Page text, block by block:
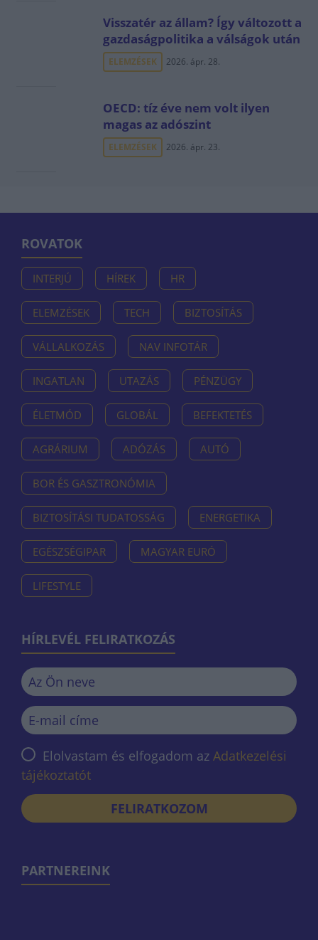
Visszatér az állam? Így változott a
gazdaságpolitika a válságok után
ELEMZÉSEK 2026. ápr. 28.
OECD: tíz éve nem volt ilyen
magas az adószint
ELEMZÉSEK 2026. ápr. 23.
ROVATOK
INTERJÚ HÍREK HR
ELEMZÉSEK TECH BIZTOSÍTÁS
VÁLLALKOZÁS NAV INFOTÁR
INGATLAN UTAZÁS PÉNZÜGY
ÉLETMÓD GLOBÁL BEFEKTETÉS
AGRÁRIUM ADÓZÁS AUTÓ
BOR ÉS GASZTRONÓMIA
BIZTOSÍTÁSI TUDATOSSÁG ENERGETIKA
EGÉSZSÉGIPAR MAGYAR EURÓ
LIFESTYLE
HÍRLEVÉL FELIRATKOZÁS
Elolvastam és elfogadom az Adatkezelési
tájékoztatót
FELIRATKOZOM
PARTNEREINK